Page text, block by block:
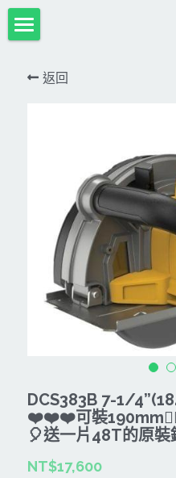
HULK-DC POWER
MK-POWER 充電式
牧田12V含⬇︎
牧田18V
牧田36V⬇︎
CAN TA肯田-附件
牧田MT
SHINKOMI 型鋼力
12V
型鋼力
電池、充電器、配件
DeWALT、STANLEY
DeWALT(得偉)
STANLEY(史丹利)
KINGTONY~KUANI
Dewalt、Stanly 電
40V
36V
18V
MT
牧科Maktec
插電式
Bosch
充電式
充電器、電池、附件
雷射、牆體探測等
機器附件
其它電動工具
CAN TA電動工具
TAKANO 電動工具
KOLAI格萊電動工具
KUMAS工具
變頻電焊機、CO2、鑽
HONDA發電機、引擎
雷射儀器及水準儀
電動吊車、吊具、氣動
返回
DCS383B 7-1/
❤️❤️❤️可裝
🎈送一片48T的原
NT$17,600